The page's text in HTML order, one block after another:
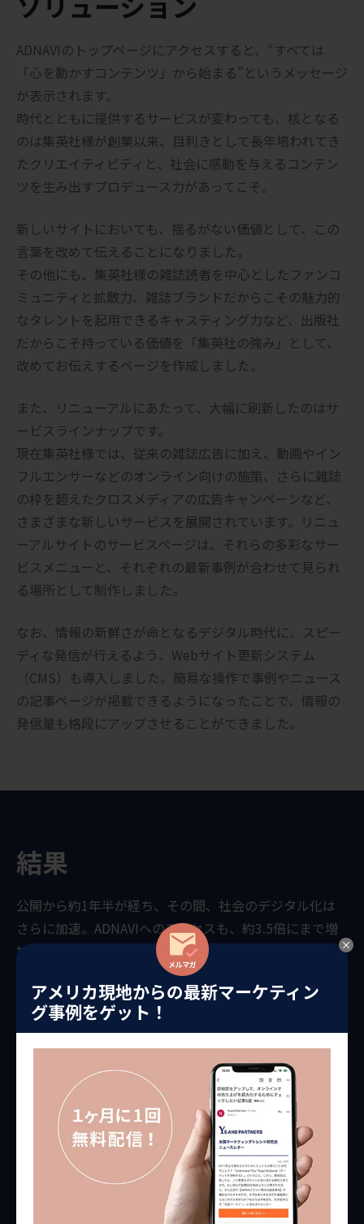
アメリカ現地からの最新マーケティン
グ事例をゲット！
ADNAVIのトップページにアクセスすると、“すべては
「心を動かすコンテンツ」から始まる”というメッセージ
が表示されます。
時代とともに提供するサービスが変わっても、核となる
のは集英社様が創業以来、目利きとして長年培われてき
たクリエイティビティと、社会に感動を与えるコンテン
ツを生み出すプロデュース力があってこそ。
新しいサイトにおいても、揺るがない価値として、この
言葉を改めて伝えることになりました。
その他にも、集英社様の雑誌読者を中心としたファンコ
ミュニティと拡散力、雑誌ブランドだからこその魅力的
なタレントを起用できるキャスティング力など、出版社
だからこそ持っている価値を「集英社の強み」として、
改めてお伝えするページを作成しました。
また、リニューアルにあたって、大幅に刷新したのはサ
ービスラインナップです。
現在集英社様では、従来の雑誌広告に加え、動画やイン
フルエンサーなどのオンライン向けの施策、さらに雑誌
の枠を超えたクロスメディアの広告キャンペーンなど、
さまざまな新しいサービスを展開されています。リニュ
ーアルサイトのサービスページは、それらの多彩なサー
ビスメニューと、それぞれの最新事例が合わせて見られ
る場所として制作しました。
なお、情報の新鮮さが命となるデジタル時代に、スピー
ディな発信が行えるよう、Webサイト更新システム
（CMS）も導入しました。簡易な操作で事例やニュース
の記事ページが掲載できるようになったことで、情報の
発信量も格段にアップさせることができました。
結果
公開から約1年半が経ち、その間、社会のデジタル化は
さらに加速。ADNAVIへのアクセスも、約3.5倍にまで増
加しました（2018年1月と2021年1月のユーザー数の比
サービスメニューにも、さらにラインナップが加わって
います。2020年には、近年特にニーズが高まっている、
集英社様の人気マンガコンテンツを広告に活用できるサ
ービスと、集英社様のエディターが編集力を活かして企
業のオリジナルコンテンツを制作するサービス「エディ
ターズ・ラボ」が登場。集英社様の新しい試みが、
ADNAVIで次々と発表されています。
今後もデジタルマーケティングが発展していく中、
ADNAVIが果たす役割はますます重要なものとなっていく